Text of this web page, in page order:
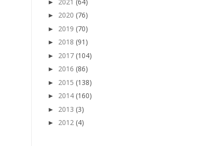
►
► 2020 (76)
► 2019 (70)
► 2018 (91)
► 2017 (104)
► 2016 (86)
► 2015 (138)
► 2014 (160)
► 2013 (3)
► 2012 (4)